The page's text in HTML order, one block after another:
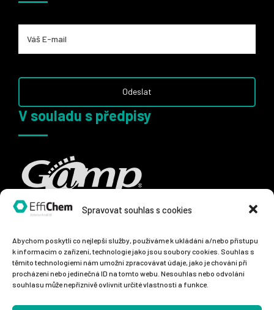
Spravovat souhlas s cookies
Abychom poskytli co nejlepší služby, používáme k ukládání a/nebo přístupu
k informacím o zařízení, technologie jako jsou soubory cookies. Souhlas s
těmito technologiemi nám umožní zpracovávat údaje, jako je chování při
procházení nebo jedinečná ID na tomto webu. Nesouhlas nebo odvolání
souhlasu může nepříznivě ovlivnit určité vlastnosti a funkce.
V souladu s předpisy